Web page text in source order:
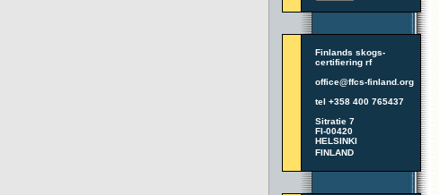
Finlands skogs-
certifiering rf
office@ffcs-finland.org
tel +358 400 765437
Sitratie 7
FI-00420
HELSINKI
FINLAND